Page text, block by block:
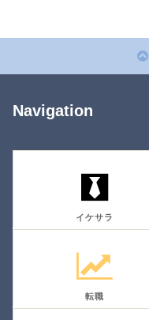
Navigation
イケサラ
転職